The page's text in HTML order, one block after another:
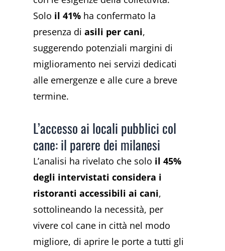
Solo il 41% ha confermato la
presenza diasili per cani,
suggerendo potenziali margini di
miglioramento nei servizi dedicati
alle emergenze e alle cure a breve
termine.
L’accesso ai locali pubblici col
cane: il parere dei milanesi
L’analisi ha rivelato che solo il 45%
degli intervistati considera i
ristoranti accessibili ai cani,
sottolineando la necessità, per
vivere col cane in città nel modo
migliore, di aprire le porte a tutti gli